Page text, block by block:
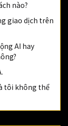
nào?
giao dịch trên
AI hay
tôi không thể